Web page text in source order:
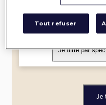
Dans un
Je filtre par
Je
Tout refuser